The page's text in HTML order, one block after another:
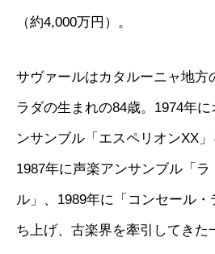
（約4,000万円）。
サヴァールはカタルーニャ地方
ラダの生まれの84歳。1974年
ンサンブル「エスペリオンXX」
1987年に声楽アンサンブル「
ル」、1989年に「コンセール
ち上げ、古楽界を牽引してきた